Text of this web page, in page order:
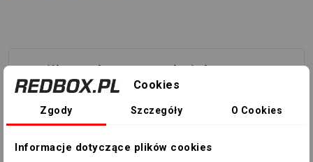
Piłka Select Futsal Light DB v22
Treningowa piłka halowa duńskiej firmy Select ręcznie
szyta o obniżonej wadze. Optymalna krągłość
zachowuję dzięki zastosowaniu przy produkcji
materiałów wysokiej jakości. Dzięki zastosowaniu
Cookies
Zgody Szczegóły O Cookies
Informacje dotyczące plików cookies